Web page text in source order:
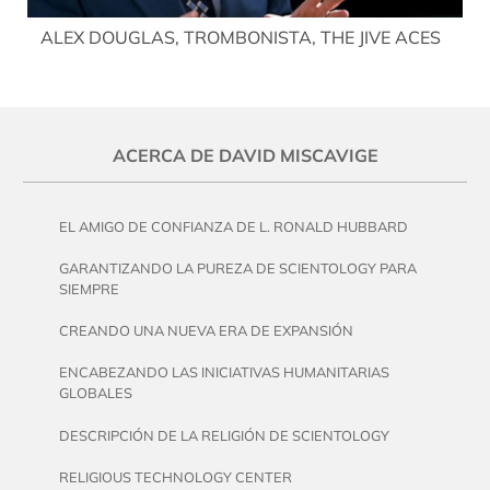
ALEX DOUGLAS, TROMBONISTA, THE JIVE ACES
ACERCA DE DAVID MISCAVIGE
EL AMIGO DE CONFIANZA DE L. RONALD HUBBARD
GARANTIZANDO LA PUREZA DE SCIENTOLOGY PARA
SIEMPRE
CREANDO UNA NUEVA ERA DE EXPANSIÓN
ENCABEZANDO LAS INICIATIVAS HUMANITARIAS
GLOBALES
DESCRIPCIÓN DE LA RELIGIÓN DE SCIENTOLOGY
RELIGIOUS TECHNOLOGY CENTER